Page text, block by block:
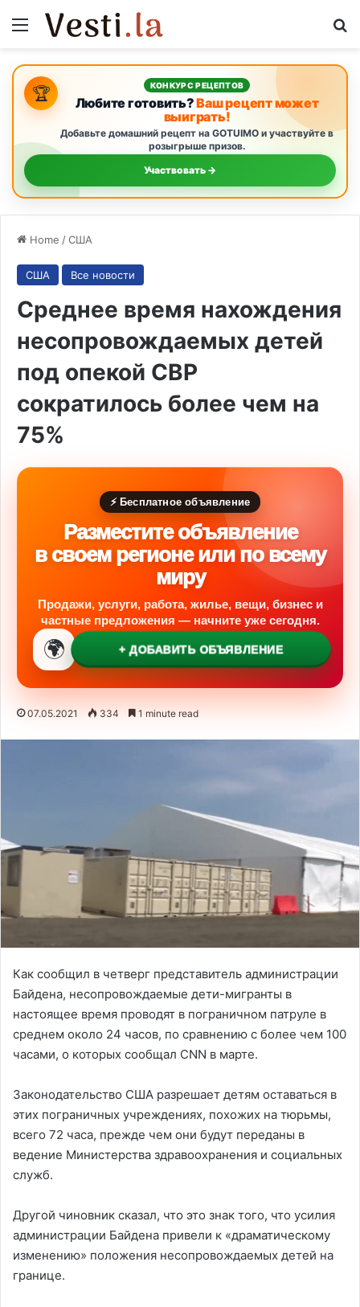
Menu
🏆 КОНКУРС РЕЦЕПТОВ
Любите готовить?Ваш рецепт может
выиграть!
Добавьте домашний рецепт на GOTUIMO и участвуйте в
розыгрыше призов.
Участвовать →
Home /США
США Все новости
Среднее время нахождения
несопровождаемых детей
под опекой CBP
сократилось более чем на
75%
⚡ Бесплатное объявление
Разместите объявление
в своем регионе или по всему
миру
Продажи, услуги, работа, жилье, вещи, бизнес и
частные предложения — начните уже сегодня.
🌍 + ДОБАВИТЬ ОБЪЯВЛЕНИЕ
07.05.2021 334 1 minute read
Как сообщил в четверг представитель администрации
Байдена, несопровождаемые дети-мигранты в
настоящее время проводят в пограничном патруле в
среднем около 24 часов, по сравнению с более чем 100
часами, о которых сообщал CNN в марте.
Законодательство США разрешает детям оставаться в
этих пограничных учреждениях, похожих на тюрьмы,
всего 72 часа, прежде чем они будут переданы в
ведение Министерства здравоохранения и социальных
служб.
Другой чиновник сказал, что это знак того, что усилия
администрации Байдена привели к «драматическому
изменению» положения несопровождаемых детей на
границе.